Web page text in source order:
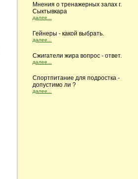
Мнения о тренажерных залах г.
Сыктывкара
далее...
Гейнеры - какой выбрать.
далее...
Сжигатели жира вопрос - ответ.
далее...
Cпортпитание для подростка -
допустимо ли ?
далее...